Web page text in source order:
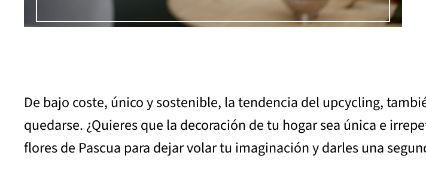
De bajo coste, único y sostenible, la tendencia del upcycling,
quedarse. ¿Quieres que la decoración de tu hogar sea única e
flores de Pascua para dejar volar tu imaginación y darles una